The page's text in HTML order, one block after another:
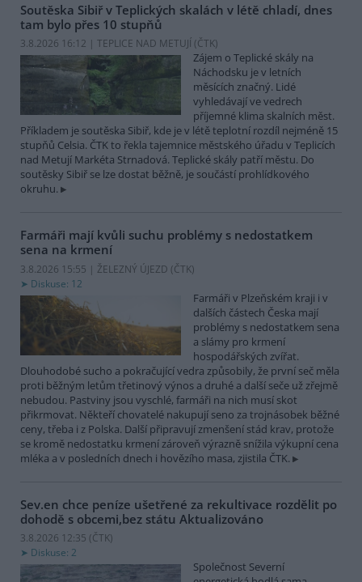
Soutěska Sibiř v Teplických skalách v létě chladí, dnes
tam bylo přes 10 stupňů
3.8.2026 16:12 | TEPLICE NAD METUJÍ (ČTK)
Zájem o Teplické skály na
Náchodsku je v letních
měsících značný. Lidé
vyhledávají ve vedrech
příjemné klima skalních měst.
Příkladem je soutěska Sibiř, kde je v létě teplotní rozdíl nejméně 15
stupňů Celsia. ČTK to řekla tajemnice městského úřadu v Teplicích
nad Metují Markéta Strnadová. Teplické skály patří městu. Do
soutěsky Sibiř se lze dostat běžně, je součástí prohlídkového
okruhu.
Farmáři mají kvůli suchu problémy s nedostatkem
sena na krmení
3.8.2026 15:55 | ŽELEZNÝ ÚJEZD (ČTK)
Diskuse: 12
Farmáři v Plzeňském kraji i v
dalších částech Česka mají
problémy s nedostatkem sena
a slámy pro krmení
hospodářských zvířat.
Dlouhodobé sucho a pokračující vedra způsobily, že první seč měla
proti běžným letům třetinový výnos a druhé a další seče už zřejmě
nebudou. Pastviny jsou vyschlé, farmáři na nich musí skot
přikrmovat. Někteří chovatelé nakupují seno za trojnásobek běžné
ceny, třeba i z Polska. Další připravují zmenšení stád krav, protože
se kromě nedostatku krmení zároveň výrazně snížila výkupní cena
mléka a v posledních dnech i hovězího masa, zjistila ČTK.
Sev.en chce peníze ušetřené za rekultivace rozdělit po
dohodě s obcemi,bez státu Aktualizováno
3.8.2026 12:35 (ČTK)
Diskuse: 2
Společnost Severní